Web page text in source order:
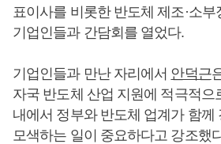
표이사를 비롯한 반도체 제조·소부
기업인들과 간담회를 열었다.
기업인들과 만난 자리에서 안덕근
자국 반도체 산업 지원에 적극적으
내에서 정부와 반도체 업계가 함께
모색하는 일이 중요하다고 강조했